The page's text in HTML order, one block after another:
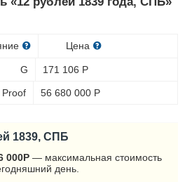
Цена
G 171 106 Р
Proof 56 680 000 Р
1839, СПБ
000Р — максимальная стоимость
день.